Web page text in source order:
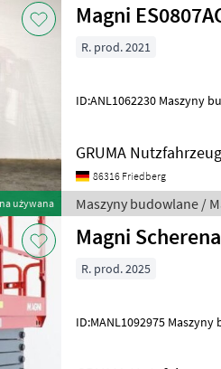
używana
Magni
R. prod. 2021
GRUMA
86316 Friedberg
Maszyny budowlane /
Magni
R. prod. 2025